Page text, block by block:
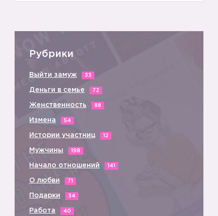
Рубрики
Выйти замуж 33
Деньги в семье 72
Женственность 88
Измена 54
Истории участниц 12
Мужчины 198
Начало отношений 141
О любви 71
Подарки 34
Работа 40